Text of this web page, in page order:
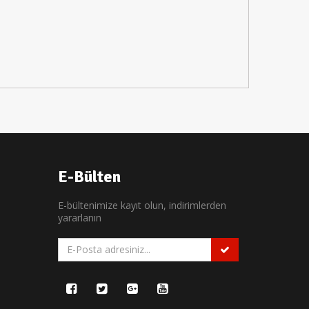
E-Bülten
E-bültenimize kayıt olun, indirimlerden
yararlanın